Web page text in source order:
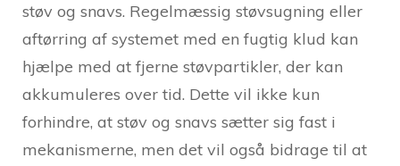
støv og snavs. Regelmæssig støvsugning eller
aftørring af systemet med en fugtig klud kan
hjælpe med at fjerne støvpartikler, der kan
akkumuleres over tid. Dette vil ikke kun
forhindre, at støv og snavs sætter sig fast i
mekanismerne, men det vil også bidrage til at